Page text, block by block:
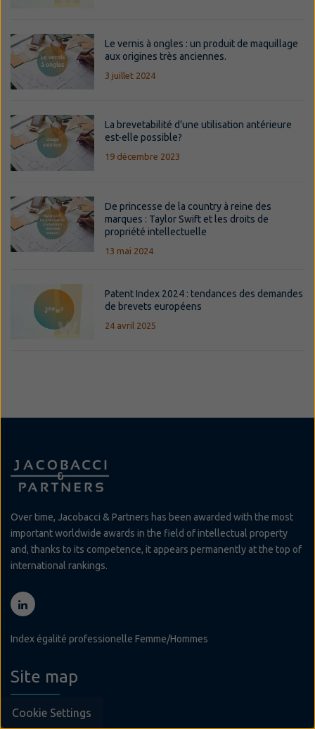
Le vernis à ongles : un produit de maquillage
aux origines très anciennes.
3 juillet 2024
La brevetabilité d’une utilisation antérieure
est-elle possible?
19 décembre 2023
De princesse de la country à reine des
marques : Taylor Swift et les droits de
propriété intellectuelle
13 mai 2024
Patent Index 2024 : tendances des demandes
de brevets européens
24 avril 2025
Over time, Jacobacci & Partners has been awarded with the most
important worldwide awards in the field of intellectual property
and, thanks to its competence, it appears permanently at the top of
international rankings.
Index égalité professionelle Femme/Hommes
Site map
Cookie Settings